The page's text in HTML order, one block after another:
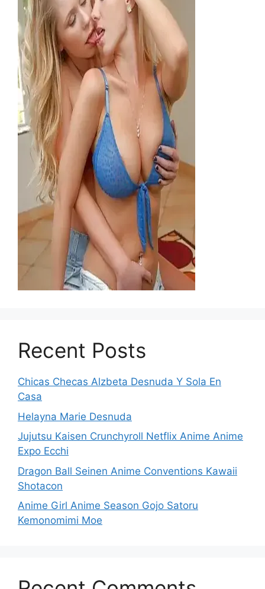
Recent Posts
Chicas Checas Alzbeta Desnuda Y Sola En
Casa
Helayna Marie Desnuda
Jujutsu Kaisen Crunchyroll Netflix Anime Anime
Expo Ecchi
Dragon Ball Seinen Anime Conventions Kawaii
Shotacon
Anime Girl Anime Season Gojo Satoru
Kemonomimi Moe